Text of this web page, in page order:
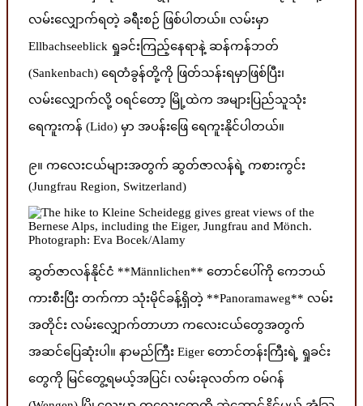
လမ်းလျှောက်ရတဲ့ ခရီးစဉ် ဖြစ်ပါတယ်။ လမ်းမှာ
Ellbachseeblick ရှုခင်းကြည့်နေရာနဲ့ ဆန်ကန်ဘတ်
(Sankenbach) ရေတံခွန်တို့ကို ဖြတ်သန်းရမှာဖြစ်ပြီး၊
လမ်းလျှောက်လို့ ဝရင်တော့ မြို့ထဲက အများပြည်သူသုံး
ရေကူးကန် (Lido) မှာ အပန်းဖြေ ရေကူးနိုင်ပါတယ်။
၉။ ကလေးငယ်များအတွက် ဆွတ်ဇာလန်ရဲ့ ကစားကွင်း
(Jungfrau Region, Switzerland)
ဆွတ်ဇာလန်နိုင်ငံ **Männlichen** တောင်ပေါ်ကို ကေဘယ်
ကားစီးပြီး တက်ကာ သုံးမိုင်ခန့်ရှိတဲ့ **Panoramaweg** လမ်း
အတိုင်း လမ်းလျှောက်တာဟာ ကလေးငယ်တွေအတွက်
အဆင်ပြေဆုံးပါ။ နာမည်ကြီး Eiger တောင်တန်းကြီးရဲ့ ရှုခင်း
တွေကို မြင်တွေ့ရမယ့်အပြင်၊ လမ်းခုလတ်က ဝမ်ဂန်